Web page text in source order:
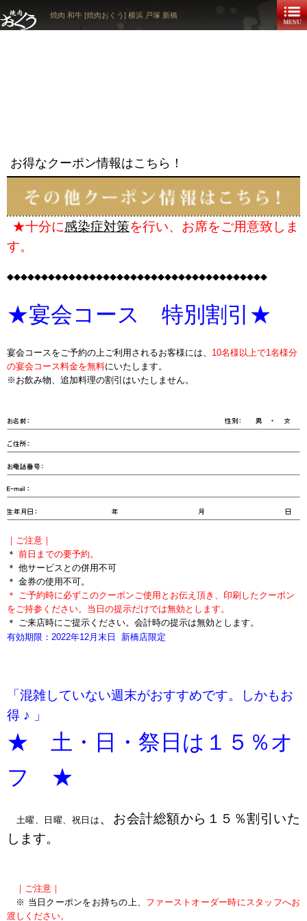
焼肉 和牛 [焼肉おくう] 横浜 戸塚 新橋
お得なクーポン情報はこちら！
★十分に感染症対策を行い、お席をご用意致しま
す。
◆◆◆◆◆◆◆◆◆◆◆◆◆◆◆◆◆◆◆◆◆◆◆◆◆◆◆◆◆◆◆◆◆◆◆◆◆◆
★宴会コース 特別割引★
宴会コースをご予約の上ご利用されるお客様には、 10名様以上で1名様分
の宴会コース料金を無料にいたします。
※お飲み物、追加料理の割引はいたしません。
｜ご注意｜
＊ 前日までの要予約。
＊ 他サービスとの併用不可
＊ 金券の使用不可。
＊
ご予約時に必ずこのクーポンご使用とお伝え頂き、印刷したクーポン
をご持参ください。当日の提示だけでは無効とします。
＊ ご来店時にご提示ください。会計時の提示は無効とします。
有効期限：2022年12 月末日 新橋店限定
「混雑していない週末がおすすめです。しかもお
得 ♪ 」
★ 土・日・祭日は１５％オ
フ ★
土曜、日曜、祝日は 、お会計総額から１５％割引いた
します。
｜ご注意｜
※ 当日クーポンをお持ちの上、 ファーストオーダー時にスタッフへお
渡しください。